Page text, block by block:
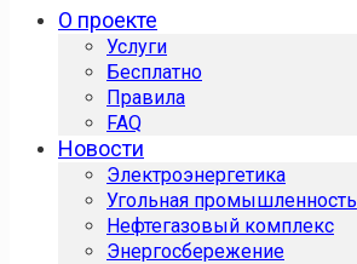
О проекте
Услуги
Бесплатно
Правила
FAQ
Новости
Электроэнергетика
Угольная промышленность
Нефтегазовый комплекс
Энергосбережение